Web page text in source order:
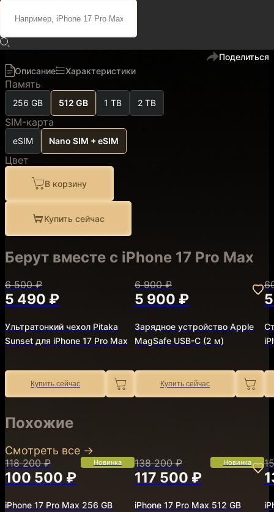
151 600 ₽128 900 ₽
Поделиться
Описание
Характеристики
Память
256 GB 512 GB 1 TB 2 TB
SIM-карта
eSIM Nano SIM + eSIM
Цвет
В корзину
Купить сейчас
Берут вместе с iPhone 17 Pro Max
6 500 ₽
5 490 ₽
Ультратонкий чехол Pitaka
Sunset для iPhone 17 Pro Max
Купить сейчас
6 900 ₽
5 900 ₽
Зарядное устройство Apple
MagSafe USB-C (2 м)
Купить сейчас
Похожие
Смотреть все →
118 200 ₽
100 500 ₽
Новинка
iPhone 17 Pro Max 256 GB
138 200 ₽
117 500 ₽
Новинка
iPhone 17 Pro Max 512 GB